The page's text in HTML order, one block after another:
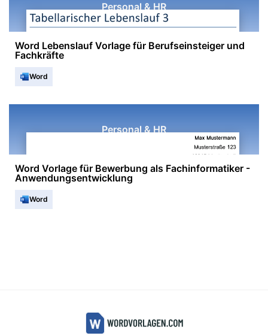
Personal & HR
Word Lebenslauf Vorlage für Berufseinsteiger und
Fachkräfte
Word
Personal & HR
Word Vorlage für Bewerbung als Fachinformatiker -
Anwendungsentwicklung
Word